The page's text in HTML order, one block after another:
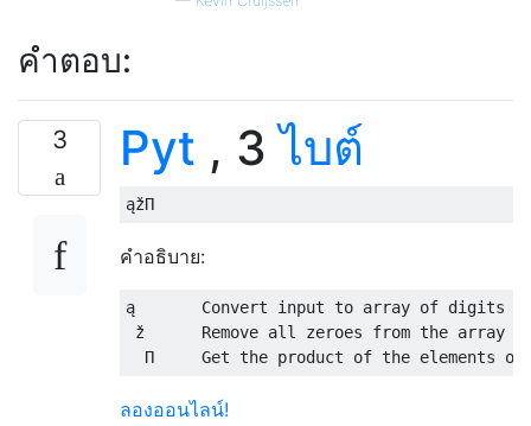
คำตอบ:
3 Pyt , 3ไบต์
คำอธิบาย:
ą       Convert input to array of digits
ž      Remove all zeroes from the array
ลองออนไลน์!